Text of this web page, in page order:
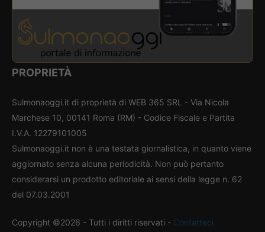
PROPRIETÀ
Sulmonaoggi.it di proprietà di WEB 365 SRL - Via Nicola
Marchese 10, 00141 Roma (RM) - Codice Fiscale e Partita
I.V.A. 12279101005
Sulmonaoggi.it non è una testata giornalistica, in quanto viene
aggiornato senza alcuna periodicità. Non può pertanto
considerarsi un prodotto editoriale ai sensi della legge n. 62
del 07.03.2001
Copyright ©2026 - Tutti i diritti riservati - Contattaci